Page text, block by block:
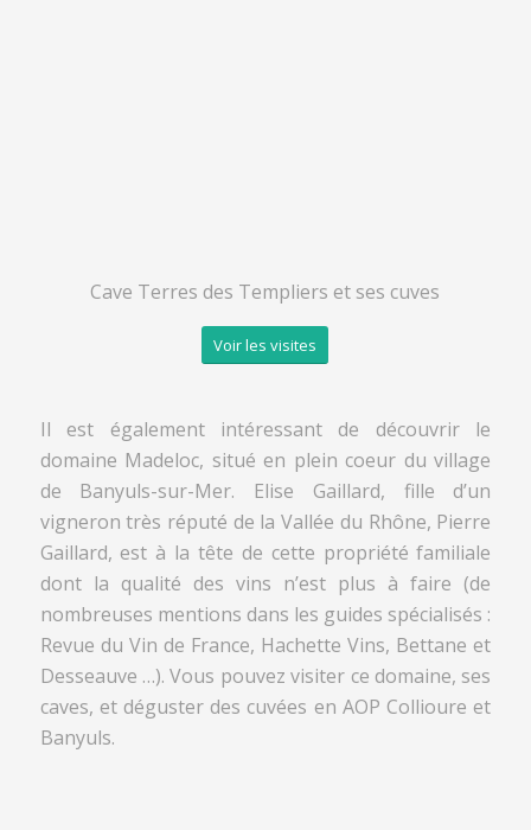
Cave Terres des Templiers et ses cuves
Voir les visites
Il est également intéressant de découvrir le
domaine Madeloc, situé en plein coeur du village
de Banyuls-sur-Mer. Elise Gaillard, fille d’un
vigneron très réputé de la Vallée du Rhône, Pierre
Gaillard, est à la tête de cette propriété familiale
dont la qualité des vins n’est plus à faire (de
nombreuses mentions dans les guides spécialisés :
Revue du Vin de France, Hachette Vins, Bettane et
Desseauve …). Vous pouvez visiter ce domaine, ses
caves, et déguster des cuvées en AOP Collioure et
Banyuls.